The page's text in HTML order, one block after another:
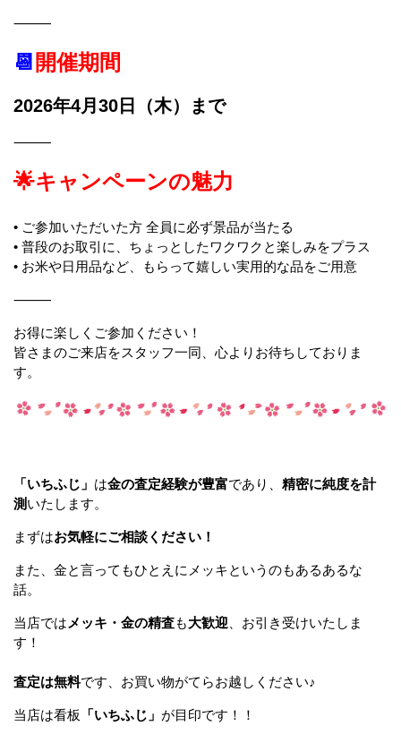
⸻
📆 開催期間
2026年4月30日（木）まで
⸻
🌟キャンペーンの魅力
• ご参加いただいた方 全員に必ず景品が当たる
• 普段のお取引に、ちょっとしたワクワクと楽しみをプラス
• お米や日用品など、もらって嬉しい実用的な品をご用意
⸻
お得に楽しくご参加ください！
皆さまのご来店をスタッフ一同、心よりお待ちしておりま
す。
「いちふじ」 は金の査定経験が豊富であり、 精密に純度を計
測いたします。
まずはお気軽にご相談ください！
また、金と言ってもひとえにメッキというのもあるあるな
話。
当店では メッキ・金の精査も大歓迎 、お引き受けいたしま
す！
査定は無料です、お買い物がてらお越しください♪
当店は看板 「いちふじ」 が目印です！！